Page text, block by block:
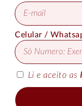
Celular /
Li e aceito as